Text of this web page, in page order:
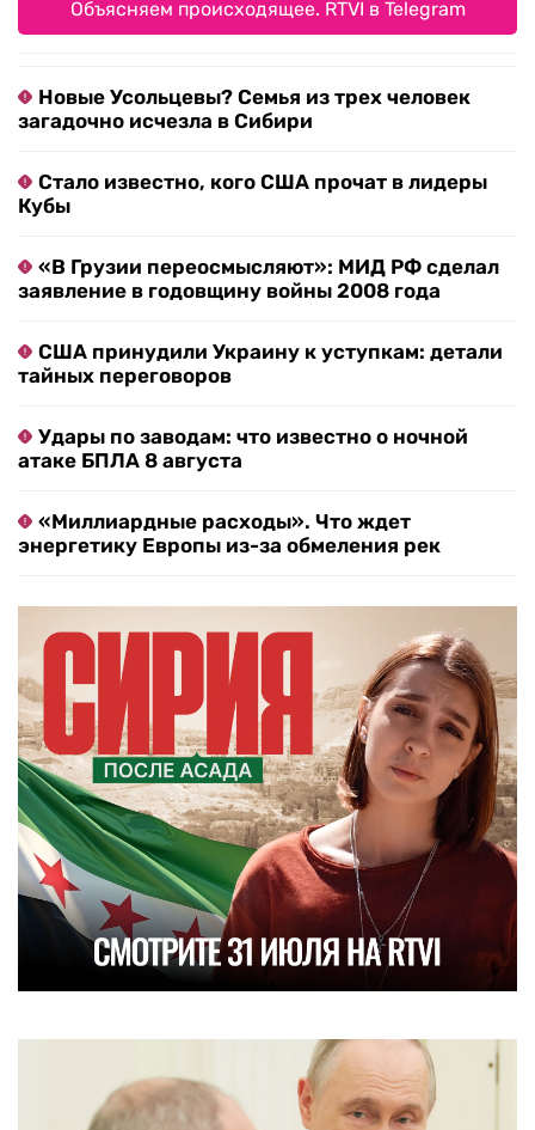
Объясняем происходящее. RTVI в Telegram
Новые Усольцевы? Семья из трех человек
загадочно исчезла в Сибири
Стало известно, кого США прочат в лидеры
Кубы
«В Грузии переосмысляют»: МИД РФ сделал
заявление в годовщину войны 2008 года
США принудили Украину к уступкам: детали
тайных переговоров
Удары по заводам: что известно о ночной
атаке БПЛА 8 августа
«Миллиардные расходы». Что ждет
энергетику Европы из-за обмеления рек